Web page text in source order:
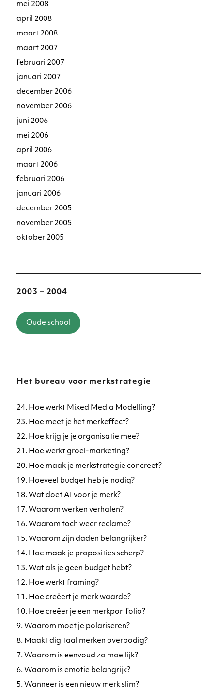
mei 2008
april 2008
maart 2008
maart 2007
februari 2007
januari 2007
december 2006
november 2006
juni 2006
mei 2006
april 2006
maart 2006
februari 2006
januari 2006
december 2005
november 2005
oktober 2005
2003 – 2004
Oude school
Het bureau voor merkstrategie
24. Hoe werkt Mixed Media Modelling?
23. Hoe meet je het merkeffect?
22. Hoe krijg je je organisatie mee?
21. Hoe werkt groei-marketing?
20. Hoe maak je merkstrategie concreet?
19. Hoeveel budget heb je nodig?
18. Wat doet AI voor je merk?
17. Waarom werken verhalen?
16. Waarom toch weer reclame?
15. Waarom zijn daden belangrijker?
14. Hoe maak je proposities scherp?
13. Wat als je geen budget hebt?
12. Hoe werkt framing?
11. Hoe creëert je merk waarde?
10. Hoe creëer je een merkportfolio?
9. Waarom moet je polariseren?
8. Maakt digitaal merken overbodig?
7. Waarom is eenvoud zo moeilijk?
6. Waarom is emotie belangrijk?
5. Wanneer is een nieuw merk slim?